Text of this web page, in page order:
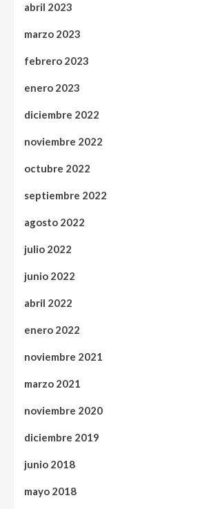
abril 2023
marzo 2023
febrero 2023
enero 2023
diciembre 2022
noviembre 2022
octubre 2022
septiembre 2022
agosto 2022
julio 2022
junio 2022
abril 2022
enero 2022
noviembre 2021
marzo 2021
noviembre 2020
diciembre 2019
junio 2018
mayo 2018